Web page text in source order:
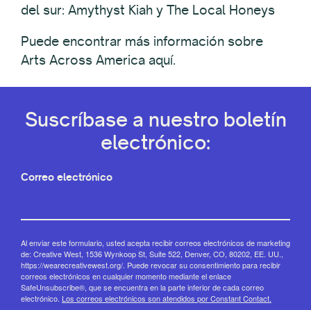
del sur: Amythyst Kiah y The Local Honeys
Puede encontrar más información sobre
Arts Across America aquí.
Suscríbase a nuestro boletín
electrónico:
Correo electrónico
Al enviar este formulario, usted acepta recibir correos electrónicos de marketing
de: Creative West, 1536 Wynkoop St, Suite 522, Denver, CO, 80202, EE. UU.,
https://wearecreativewest.org/. Puede revocar su consentimiento para recibir
correos electrónicos en cualquier momento mediante el enlace
SafeUnsubscribe®, que se encuentra en la parte inferior de cada correo
electrónico. Los correos electrónicos son atendidos por Constant Contact.